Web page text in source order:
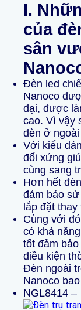
I.
của
sân
Đèn led
Nanoco
đại, được
cao. Vì vậy
đèn ở
Với kiểu
đối xứng
cùng sang
Hơn hết
đảm bảo
lắp đặt thay
Cùng với
có khả
tốt đảm
điều kiện
Đèn ngoài
Nanoco
NGL8414 –